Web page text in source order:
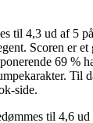
til 4,3 ud af 5
Scoren er et
69 %
Til
side.
til 4,6